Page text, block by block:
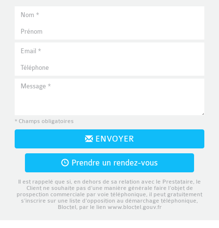
* Champs obligatoires
ENVOYER
Prendre un rendez-vous
Il est rappelé que si, en dehors de sa relation avec le Prestataire, le
Client ne souhaite pas d’une manière générale faire l’objet de
prospection commerciale par voie téléphonique, il peut gratuitement
s’inscrire sur une liste d’opposition au démarchage téléphonique,
Bloctel, par le lien www.bloctel.gouv.fr